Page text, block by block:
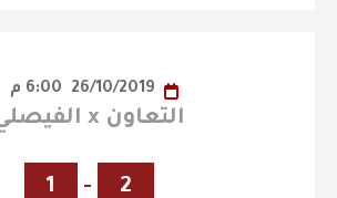
التعاون x الفيصلي
2
-
1